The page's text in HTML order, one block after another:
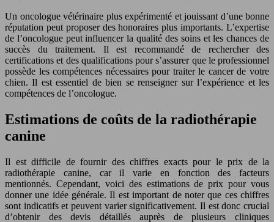
Un oncologue vétérinaire plus expérimenté et jouissant d’une bonne
réputation peut proposer des honoraires plus importants. L’expertise
de l’oncologue peut influencer la qualité des soins et les chances de
succès du traitement. Il est recommandé de rechercher des
certifications et des qualifications pour s’assurer que le professionnel
possède les compétences nécessaires pour traiter le cancer de votre
chien. Il est essentiel de bien se renseigner sur l’expérience et les
compétences de l’oncologue.
Estimations de coûts de la radiothérapie
canine
Il est difficile de fournir des chiffres exacts pour le prix de la
radiothérapie canine, car il varie en fonction des facteurs
mentionnés. Cependant, voici des estimations de prix pour vous
donner une idée générale. Il est important de noter que ces chiffres
sont indicatifs et peuvent varier significativement. Il est donc crucial
d’obtenir des devis détaillés auprès de plusieurs cliniques